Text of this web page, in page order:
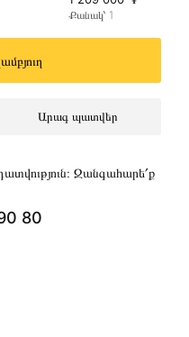
Քանակ՝ 1
Արագ պատվեր
Զանգահարե՛ք
80